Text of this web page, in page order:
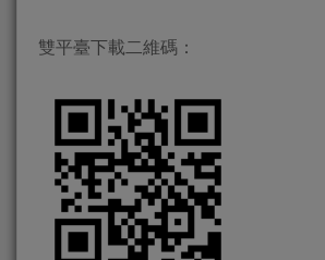
雙平臺下載二維碼：